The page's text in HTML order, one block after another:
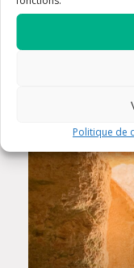
Politique de
Horaires
Semaine